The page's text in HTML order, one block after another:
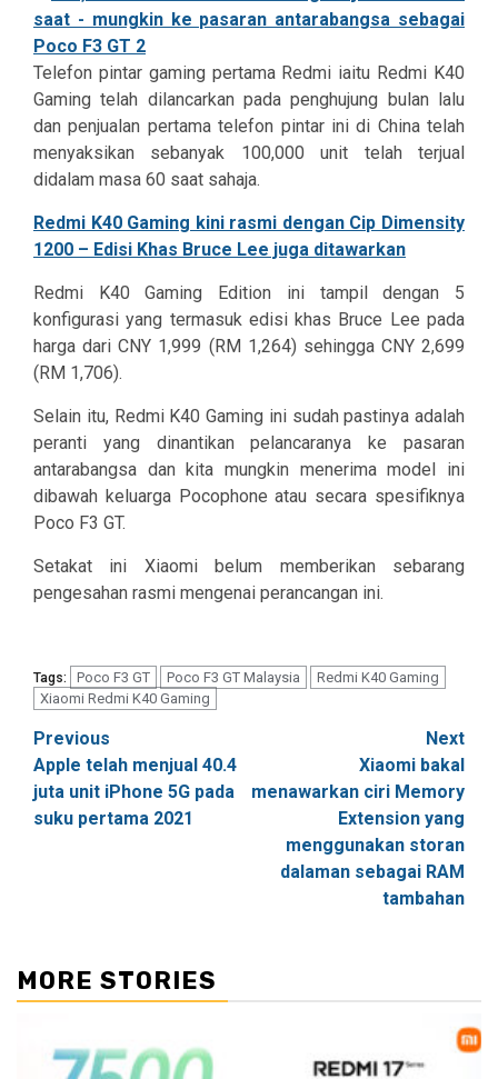
Telefon pintar gaming pertama Redmi iaitu Redmi K40
Gaming telah dilancarkan pada penghujung bulan lalu
dan penjualan pertama telefon pintar ini di China telah
menyaksikan sebanyak 100,000 unit telah terjual
didalam masa 60 saat sahaja.
Redmi K40 Gaming kini rasmi dengan Cip Dimensity
1200 – Edisi Khas Bruce Lee juga ditawarkan
Redmi K40 Gaming Edition ini tampil dengan 5
konfigurasi yang termasuk edisi khas Bruce Lee pada
harga dari CNY 1,999 (RM 1,264) sehingga CNY 2,699
(RM 1,706).
Selain itu, Redmi K40 Gaming ini sudah pastinya adalah
peranti yang dinantikan pelancaranya ke pasaran
antarabangsa dan kita mungkin menerima model ini
dibawah keluarga Pocophone atau secara spesifiknya
Poco F3 GT.
Setakat ini Xiaomi belum memberikan sebarang
pengesahan rasmi mengenai perancangan ini.
Tags: Poco F3 GT Poco F3 GT Malaysia
Redmi K40 Gaming
Xiaomi Redmi K40 Gaming
Post
navigation
Previous
Apple telah menjual 40.4
juta unit iPhone 5G pada
suku pertama 2021
Next
Xiaomi bakal
menawarkan ciri Memory
Extension yang
menggunakan storan
dalaman sebagai RAM
tambahan
MORE STORIES